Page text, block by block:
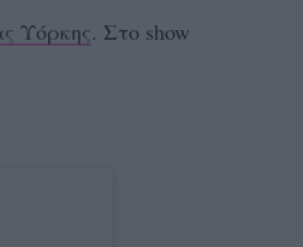
Υόρκης. Στο show